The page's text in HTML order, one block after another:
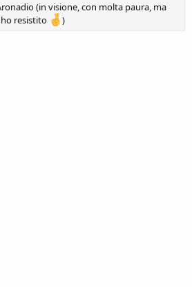
(in visione, con molta paura, ma
resistito
)